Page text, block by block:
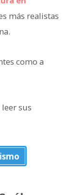
más realistas
como a
leer sus